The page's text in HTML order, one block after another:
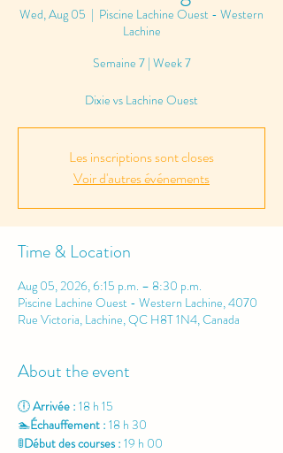
Wed, Aug 05
  |
Piscine Lachine Ouest - Western
Lachine
Semaine 7 | Week 7
Dixie vs Lachine Ouest
Les inscriptions sont closes
Voir d'autres événements
Time & Location
Aug 05, 2026, 6:15 p.m. – 8:30 p.m.
Piscine Lachine Ouest - Western Lachine, 4070
Rue Victoria, Lachine, QC H8T 1N4, Canada
About the event
🕕 Arrivée : 18 h 15
🏊Échauffement : 18 h 30
🚦Début des courses : 19 h 00